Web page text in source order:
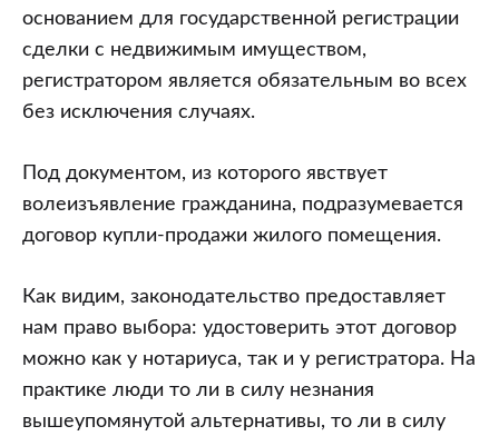
основанием для государственной регистрации
сделки с недвижимым имуществом,
регистратором является обязательным во всех
без исключения случаях.
Под документом, из которого явствует
волеизъявление гражданина, подразумевается
договор купли-продажи жилого помещения.
Как видим, законодательство предоставляет
нам право выбора: удостоверить этот договор
можно как у нотариуса, так и у регистратора. На
практике люди то ли в силу незнания
вышеупомянутой альтернативы, то ли в силу